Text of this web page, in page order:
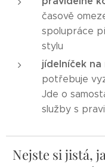
časově
spolupráce
stylu
jídelníček na
potřebuje
Jde o
služby s
Nejste si jistá,